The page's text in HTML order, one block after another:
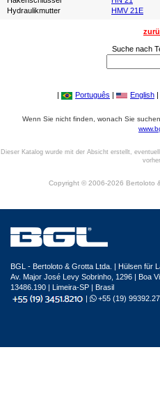
Hydraulikmutter
HMV 21E
Suche nach
| Português | English |
Wenn Sie nicht finden, wonach Sie
Dieser Katalog wurde mit der Absicht erstellt,
Copyright © 2006-2026 Bertoloto
BGL - Bertoloto & Grotta Ltda. | Hülsen für
Av. Major José Levy Sobrinho, 1296 | Boa
13486.190 | Limeira-SP | Brasil
|
+55 (19)